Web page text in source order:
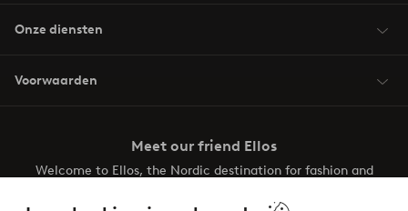
Onze diensten
Voorwaarden
Meet our friend Ellos
Welcome to Ellos, the Nordic destination for fashion and